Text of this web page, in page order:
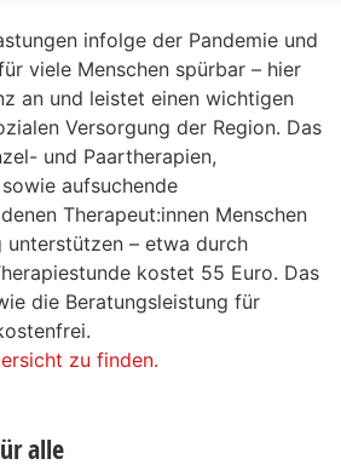
infolge der Pandemie und
viele Menschen spürbar – hier
an und leistet einen wichtigen
Versorgung der Region. Das
und Paartherapien,
aufsuchende
Therapeut:innen Menschen
– etwa durch
kostet 55 Euro. Das
die Beratungsleistung für
zu finden.
alle